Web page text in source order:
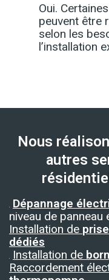
Oui.
peuvent être
selon les
l’installation
Nous
autres
Dépannage
niveau de panneau
Installation de
dédiés
Installation de
Raccordement